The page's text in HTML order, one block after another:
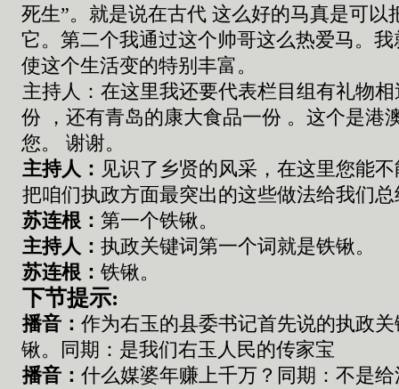
死生”。就是说在古代这么好的马真是可以
它。第二个我通过这个帅哥这么热爱马。我
使这个生活变的特别丰富。
主持人： 在这里我还要代表栏目组有礼物
份
，还有青岛的康大食品一份 。这个是港
您。
谢谢。
主持人： 见识了乡贤的风采 ， 在这里您能
把咱们执政方面最突出的这些做法给我们
苏连根 ： 第一个铁锹。
主持人： 执政关键词第一个词就是铁锹。
苏连根 ： 铁锹。
下节提示:
播音： 作为右玉的县委书记首先说的执政
锹。
同期：是我们右玉人民的传家宝
播音： 什么媒婆年赚上千万 ？同期：不是